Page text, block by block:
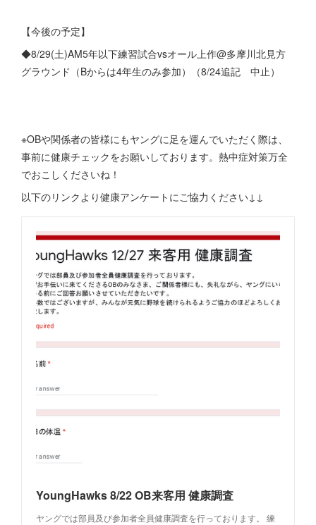
【今後の予定】
◆8/29(土)AM5年以下練習試合vsオール上作@多摩川北見方
グラウンド（Bからは4年生のみ参加）（8/24追記 中止）
※OBや関係者の皆様にもヤングに足を運んでいただく際は、
事前に健康チェックをお願いしております。熱中症対策万全
でおこしくださいね！
以下のリンクより健康アンケートにご協力ください↓↓
YoungHawks 8/22 OB来客用 健康調査
ヤングでは部員及び参加者全員健康調査を行っております。 練